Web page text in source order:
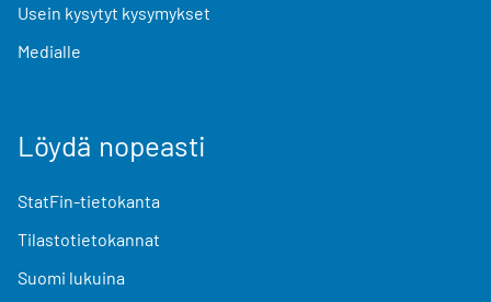
Usein kysytyt kysymykset
Medialle
Löydä nopeasti
StatFin-tietokanta
Tilastotietokannat
Suomi lukuina